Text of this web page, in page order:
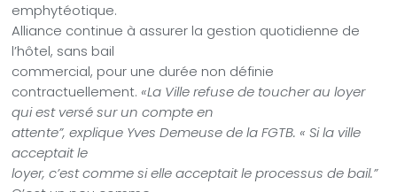
emphytéotique.
Alliance continue à assurer la gestion quotidienne de
l’hôtel, sans bail
commercial, pour une durée non définie
contractuellement.«La Ville refuse de toucher au loyer
qui est versé sur un compte en
attente”, explique Yves Demeuse de la FGTB. « Si la ville
acceptait le
loyer, c’est comme si elle acceptait le processus de bail.”